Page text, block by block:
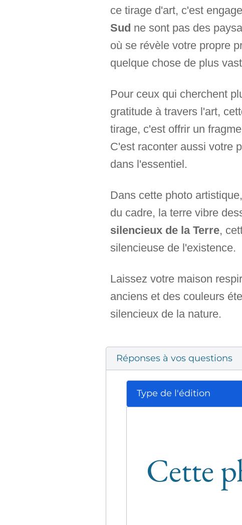
ce tirage d'art, c'est
Sud ne sont pas des
où se révèle votre propre
quelque chose de plus
Pour ceux qui cherchent
gratitude à travers l'art,
tirage, c'est offrir un
C'est raconter aussi votre
dans l'essentiel.
Dans cette photo
du cadre, la terre vibre
silencieux de la Terre,
silencieuse de l'existence.
Laissez votre maison
anciens et des couleurs
silencieux de la nature.
Réponses à vos questions
Type de l'édition
Cette